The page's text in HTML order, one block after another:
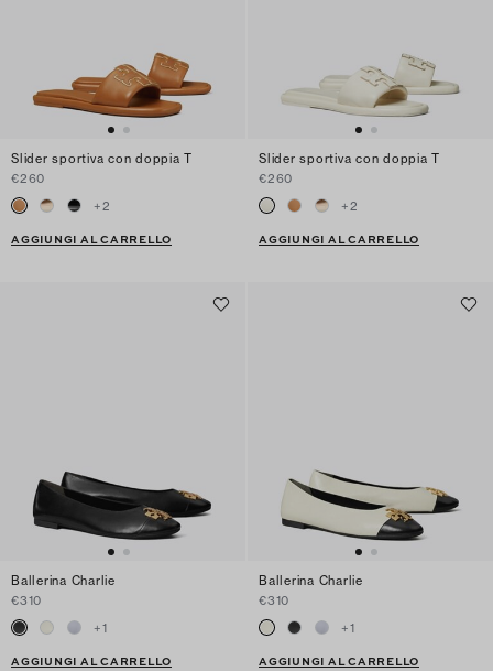
Slider sportiva con doppia T
€260
+2
AGGIUNGI AL CARRELLO
Slider sportiva con doppia T
€260
+2
AGGIUNGI AL CARRELLO
Ballerina Charlie
€310
+1
AGGIUNGI AL CARRELLO
Ballerina Charlie
€310
+1
AGGIUNGI AL CARRELLO